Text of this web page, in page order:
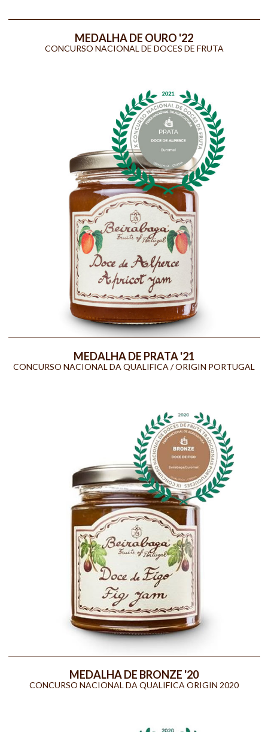
MEDALHA DE OURO '22
CONCURSO NACIONAL DE DOCES DE FRUTA
MEDALHA DE PRATA '21
CONCURSO NACIONAL DA QUALIFICA / ORIGIN PORTUGAL
MEDALHA DE BRONZE '20
CONCURSO NACIONAL DA QUALIFICA ORIGIN 2020